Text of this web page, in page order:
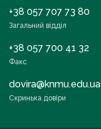
+38 057 707 73 80
Загальний відділ
+38 057 700 41 32
Факс
dovira@knmu.edu.ua
Скринька довіри